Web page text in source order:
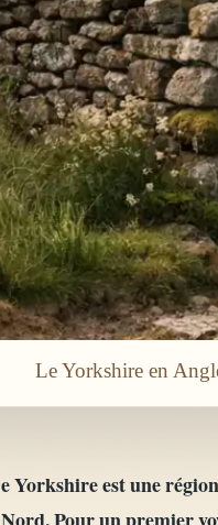
Le Yorkshire en
e Yorkshire est une